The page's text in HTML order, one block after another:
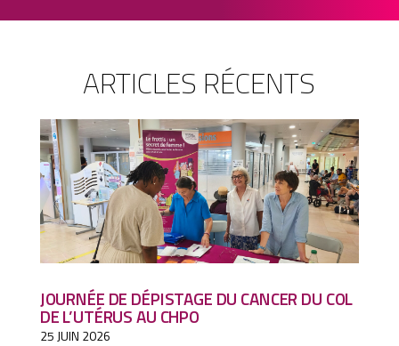
ARTICLES RÉCENTS
JOURNÉE DE DÉPISTAGE DU CANCER DU COL
DE L’UTÉRUS AU CHPO
25 JUIN 2026